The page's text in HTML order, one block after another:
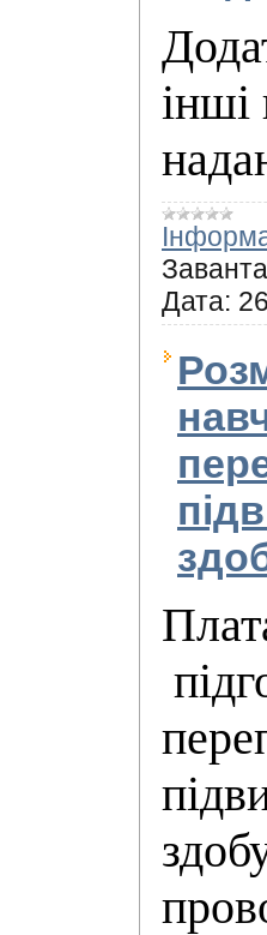
інші
Дата: